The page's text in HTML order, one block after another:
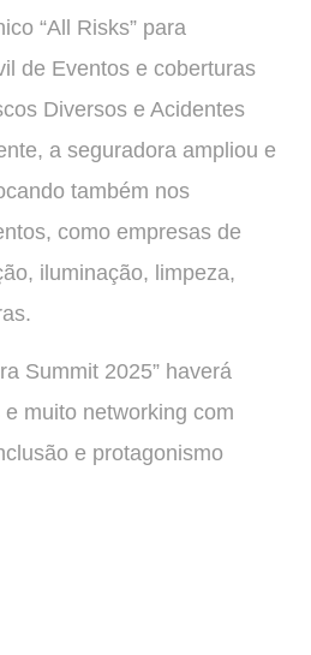
“All Risks” para
de Eventos e coberturas
Diversos e Acidentes
a seguradora ampliou e
também nos
como empresas de
iluminação, limpeza,
Summit 2025” haverá
muito networking com
e protagonismo